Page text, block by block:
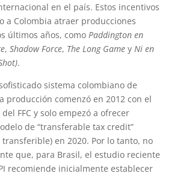
en el país. Estos incentivos
a Colombia atraer producciones
últimos años, como Paddington en
, Shadow Force, The Long GameyNi en
.
sistema colombiano de
producción comenzó en 2012 con el
del FFC y solo empezó a ofrecer
de “transferable tax credit”
en 2020. Por lo tanto, no
que, para Brasil, el estudio reciente
recomiende inicialmente establecer